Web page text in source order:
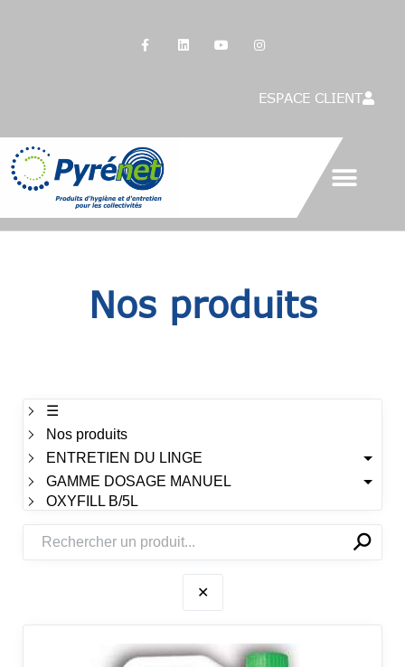
ESPACE CLIENT
Nos produits
☰
Nos produits
ENTRETIEN DU LINGE
GAMME DOSAGE MANUEL
OXYFILL B/5L
✕⚲
✕